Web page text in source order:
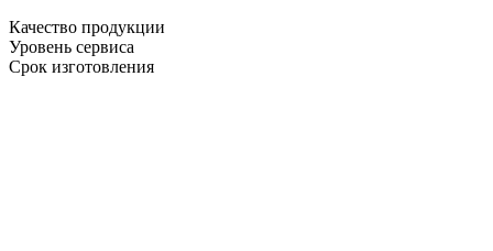
Качество продукции
Уровень сервиса
Срок изготовления